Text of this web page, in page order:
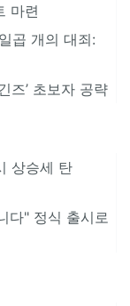
마련
곱 개의 대죄:
즈’ 초보자 공략
상승세 탄
다" 정식 출시로